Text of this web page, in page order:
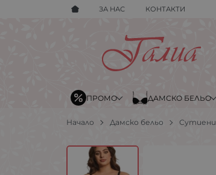
ЗА НАС КОНТАКТИ
ПРОМО ДАМСКО БЕЛЬО
Начало Дамско бельо Сутиени